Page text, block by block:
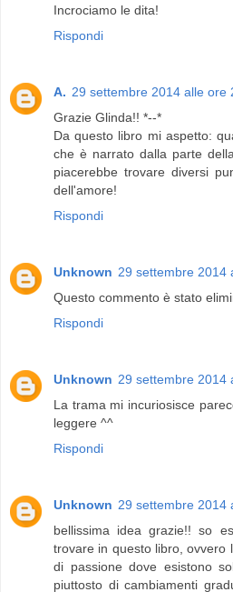
Incrociamo le dita!
Rispondi
A. 29 settembre 2014 alle ore
Grazie Glinda!! *--*
Da questo libro mi aspetto:
che è narrato dalla parte
piacerebbe trovare diversi
dell'amore!
Rispondi
Unknown 29 settembre 2014
Questo commento è stato
Rispondi
Unknown 29 settembre 2014
La trama mi incuriosisce
leggere ^^
Rispondi
Unknown 29 settembre 2014
bellissima idea grazie!! so
trovare in questo libro, ovvero
di passione dove esistono
piuttosto di cambiamenti